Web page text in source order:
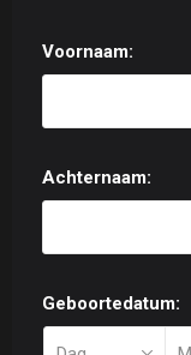
Voornaam:
Achternaam:
Geboortedatum: